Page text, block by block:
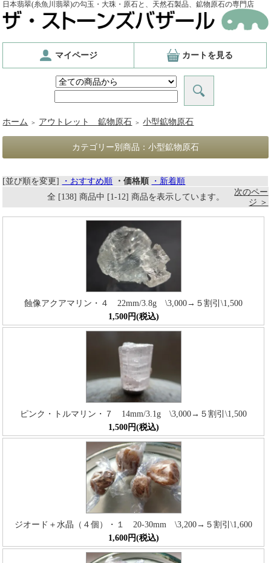
日本翡翠(糸魚川翡翠)の勾玉・大珠・原石と、天然石製品、鉱物原石の専門店
マイページ カートを見る
ホーム ＞ アウトレット 鉱物原石 ＞ 小型鉱物原石
カテゴリー別商品：小型鉱物原石
[並び順を変更] ・おすすめ順 ・価格順
・新着順
全 [138] 商品中 [1-12] 商品を表示しています。
次のペー
ジ ＞
蝕像アクアマリン・４ 22mm/3.8g \3,000→５割引\1,500
1,500円(税込)
ピンク・トルマリン・７ 14mm/3.1g \3,000→５割引\1,500
1,500円(税込)
ジオード＋水晶（４個）・１ 20-30mm \3,200→５割引\1,600
1,600円(税込)